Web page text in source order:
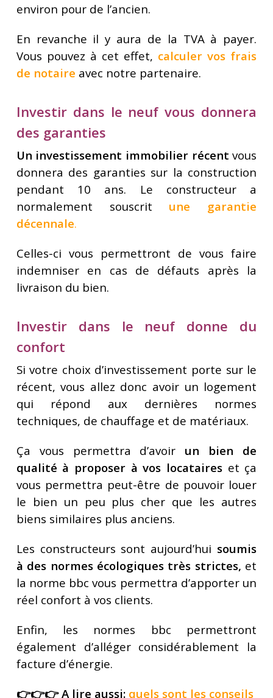
environ pour de l’ancien.
En revanche il y aura de la TVA à payer.
Vous pouvez à cet effet, calculer vos frais
de notaire avec notre partenaire.
Investir dans le neuf vous donnera
des garanties
Un investissement immobilier récent vous
donnera des garanties sur la construction
pendant 10 ans. Le constructeur a
normalement souscrit une garantie
décennale.
Celles-ci vous permettront de vous faire
indemniser en cas de défauts après la
livraison du bien.
Investir dans le neuf donne du
confort
Si votre choix d’investissement porte sur le
récent, vous allez donc avoir un logement
qui répond aux dernières normes
techniques, de chauffage et de matériaux.
Ça vous permettra d’avoir un bien de
qualité à proposer à vos locataireset ça
vous permettra peut-être de pouvoir louer
le bien un peu plus cher que les autres
biens similaires plus anciens.
Les constructeurs sont aujourd’hui soumis
à des normes écologiques très strictes, et
la norme bbc vous permettra d’apporter un
réel confort à vos clients.
Enfin, les normes bbc permettront
également d’alléger considérablement la
facture d’énergie.
👉👉👉 A lire aussi: quels sont les conseils